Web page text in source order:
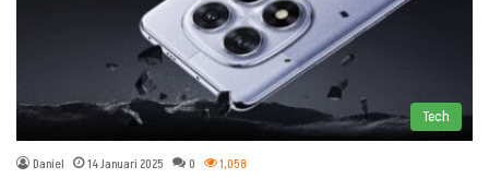
Tech
Daniel 14 Januari 2025 0 1,058